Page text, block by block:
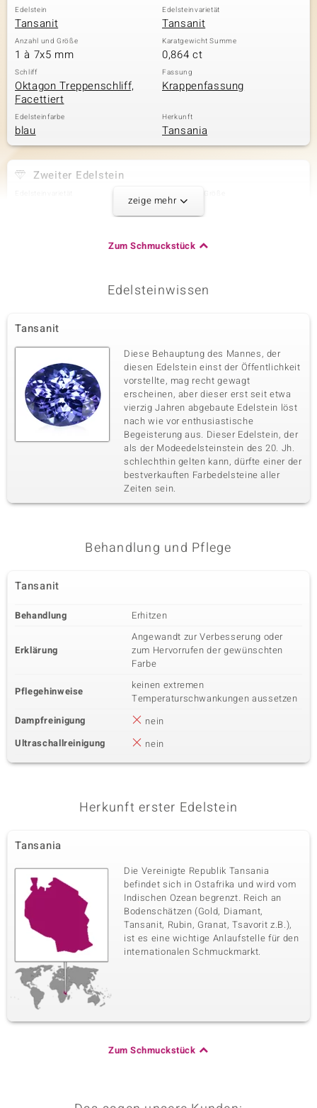
Edelstein
Tansanit
Edelsteinvarietät
Tansanit
Anzahl und Größe
1 à 7x5 mm
Karatgewicht Summe
0,864 ct
Schliff
Oktagon Treppenschliff,
Facettiert
Fassung
Krappenfassung
Edelsteinfarbe
blau
Herkunft
Tansania
Zweiter Edelstein
34 à 1,5 mm
Rundschliff
Edelsteinvarietät
Zirkon 34 à 1 mm
Karatgewicht Summe
0,171 ct
Schliff
Rundschliff
Fassung
Pavéfassung
Herkunft
Kambodscha
zeige mehr
Zum Schmuckstück
Edelsteinwissen
Tansanit
Diese Behauptung des Mannes, der
diesen Edelstein einst der Öffentlichkeit
vorstellte, mag recht gewagt
erscheinen, aber dieser erst seit etwa
vierzig Jahren abgebaute Edelstein löst
nach wie vor enthusiastische
Begeisterung aus. Dieser Edelstein, der
als der Modeedelsteinstein des 20. Jh.
schlechthin gelten kann, dürfte einer der
bestverkauften Farbedelsteine aller
Zeiten sein.
Behandlung und Pflege
Tansanit
Behandlung Erhitzen
Erklärung
Angewandt zur Verbesserung oder
zum Hervorrufen der gewünschten
Farbe
Pflegehinweise
keinen extremen
Temperaturschwankungen aussetzen
Dampfreinigung
nein
Ultraschallreinigung
nein
Herkunft erster Edelstein
Tansania
Die Vereinigte Republik Tansania
befindet sich in Ostafrika und wird vom
Indischen Ozean begrenzt. Reich an
Bodenschätzen (Gold, Diamant,
Tansanit, Rubin, Granat, Tsavorit z.B.),
ist es eine wichtige Anlaufstelle für den
internationalen Schmuckmarkt.
Zum Schmuckstück